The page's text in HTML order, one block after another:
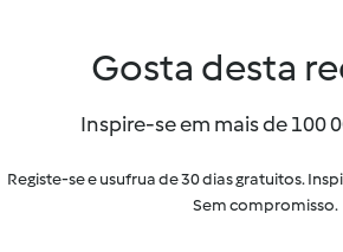
Gosta desta
Inspire-se em mais de 100
Registe-se e usufrua de 30 dias gratuitos.
Sem compromisso.